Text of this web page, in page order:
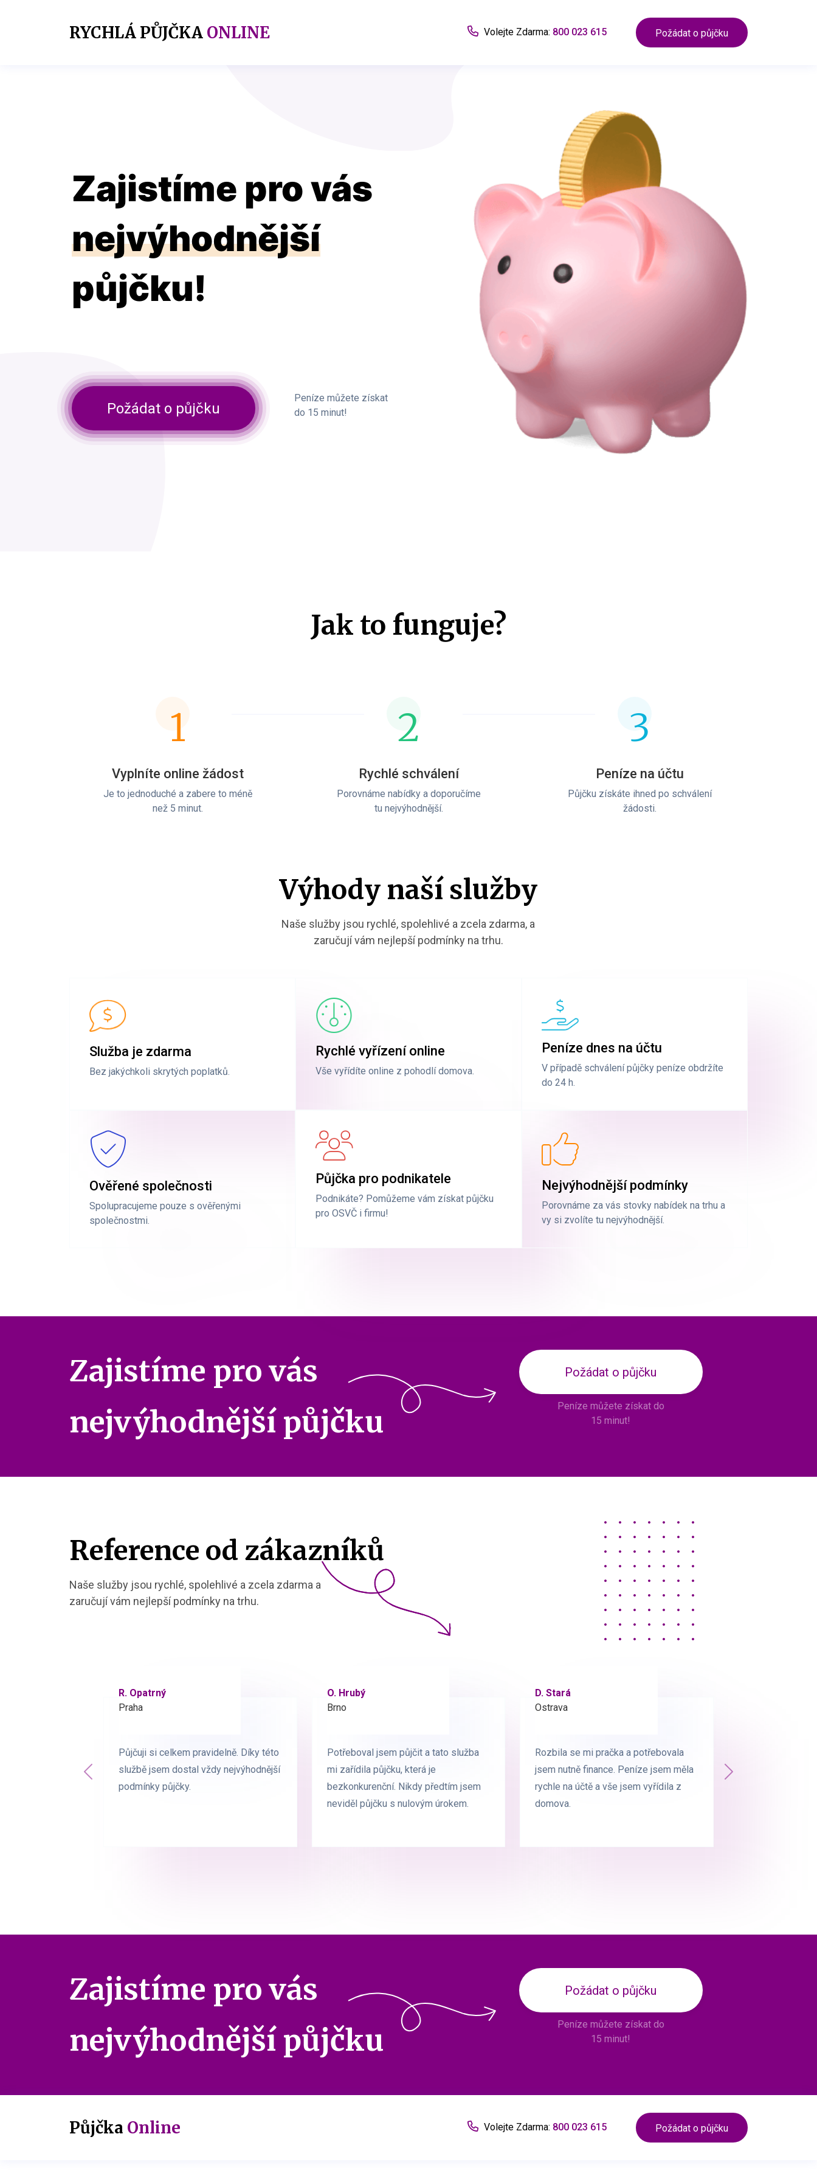
RYCHLÁ PŮJČKA ONLINE Volejte Zdarma: 800 023 615 Požádat o půjčku
Zajistíme pro vás
nejvýhodnější
půjčku!
Požádat o půjčku
Peníze můžete získat
do 15 minut!
Jak to funguje?
1
Vyplníte online žádost
Je to jednoduché a zabere to méně
než 5 minut.
2
Rychlé schválení
Porovnáme nabídky a doporučíme
tu nejvýhodnější.
3
Peníze na účtu
Půjčku získáte ihned po schválení
žádosti.
Výhody naší služby
Naše služby jsou rychlé, spolehlivé a zcela zdarma, a
zaručují vám nejlepší podmínky na trhu.
Služba je zdarma
Bez jakýchkoli skrytých poplatků.
Rychlé vyřízení online
Vše vyřídíte online z pohodlí domova.
Peníze dnes na účtu
V případě schválení půjčky peníze obdržíte
do 24 h.
Ověřené společnosti
Spolupracujeme pouze s ověřenými
společnostmi.
Půjčka pro podnikatele
Podnikáte? Pomůžeme vám získat půjčku
pro OSVČ i firmu!
Nejvýhodnější podmínky
Porovnáme za vás stovky nabídek na trhu a
vy si zvolíte tu nejvýhodnější.
Zajistíme pro vás
nejvýhodnější půjčku
Požádat o půjčku
Peníze můžete získat do
15 minut!
Reference od zákazníků
Naše služby jsou rychlé, spolehlivé a zcela zdarma a
zaručují vám nejlepší podmínky na trhu.
R. Opatrný
Praha
Půjčuji si celkem pravidelně. Díky této
službě jsem dostal vždy nejvýhodnější
podmínky půjčky.
O. Hrubý
Brno
Potřeboval jsem půjčit a tato služba
mi zařídila půjčku, která je
bezkonkurenční. Nikdy předtím jsem
neviděl půjčku s nulovým úrokem.
D. Stará
Ostrava
Rozbila se mi pračka a potřebovala
jsem nutně finance. Peníze jsem měla
rychle na účtě a vše jsem vyřídila z
domova.
K. Novák
Brno
Půjčuji si celkem pravidelně. Díky této
službě jsem dostal vždy nejvýhodnější
podmínky půjčky.
D. Starý
Praha
Potřeboval jsem půjčit a tato služba
mi zařídila půjčku, která je
bezkonkurenční. Nikdy předtím jsem
neviděl půjčku s nulovým úrokem.
L. Milá
Ostrava
Rozbila se mi pračka a potřebovala
jsem nutně finance. Peníze jsem měla
rychle na účtě a vše jsem vyřídila z
domova.
Předchozí Další
Zajistíme pro vás
nejvýhodnější půjčku
Požádat o půjčku
Peníze můžete získat do
15 minut!
Půjčka Online Volejte Zdarma: 800 023 615 Požádat o půjčku